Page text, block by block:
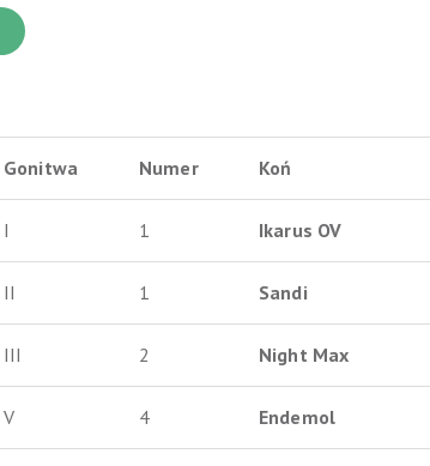
Gonitwa Numer Koń
I 1 Ikarus OV
II 1 Sandi
III 2 Night Max
V 4 Endemol